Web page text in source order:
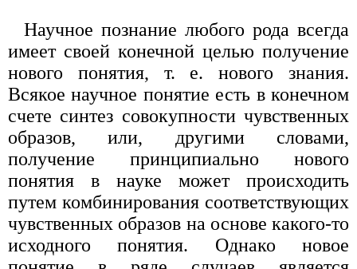
Научное познание любого рода всегда
имеет своей конечной целью получение
нового понятия, т. е. нового знания.
Всякое научное понятие есть в конечном
счете синтез совокупности чувственных
образов, или, другими словами,
получение принципиально нового
понятия в науке может происходить
путем комбинирования соответствующих
чувственных образов на основе какого-то
исходного понятия. Однако новое